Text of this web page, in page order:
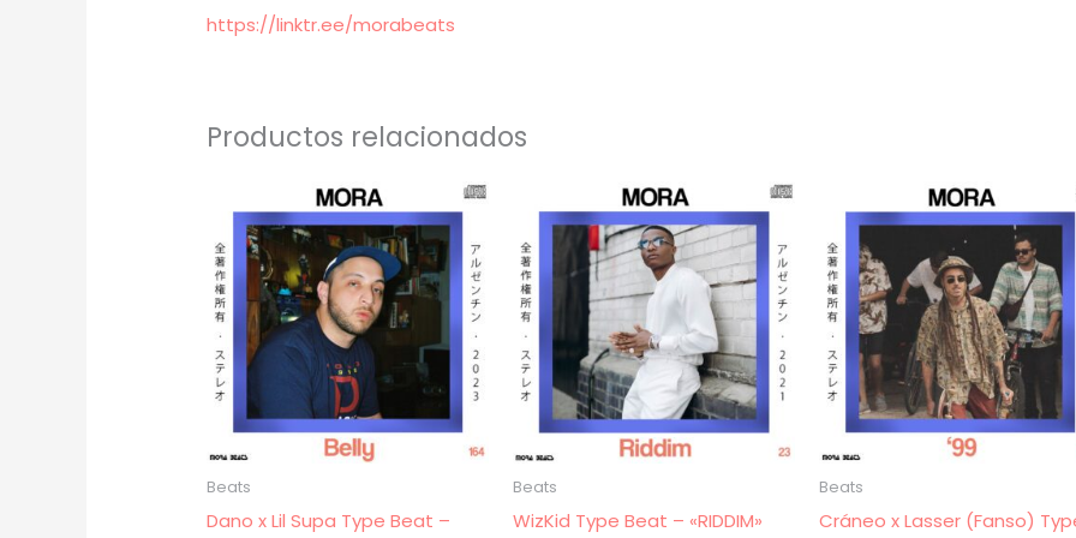
https://linktr.ee/morabeats
Productos relacionados
Beats
Dano x Lil Supa Type Beat –
Beats
WizKid Type Beat – «RIDDIM»
Beats
Cráneo x Lasser (Fanso)